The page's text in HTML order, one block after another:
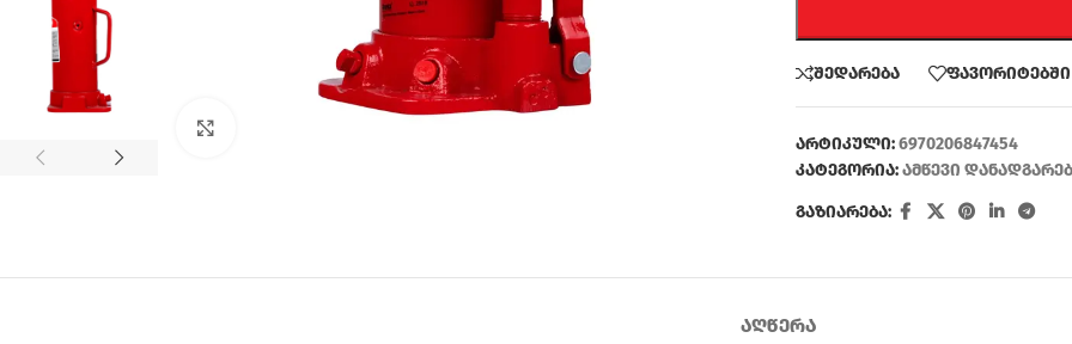
შედარება ფავორიტებში
არტიკული:6970206847454
კატეგორია:ამწევი
გაზიარება:
ᲐᲦᲬᲔᲠᲐ